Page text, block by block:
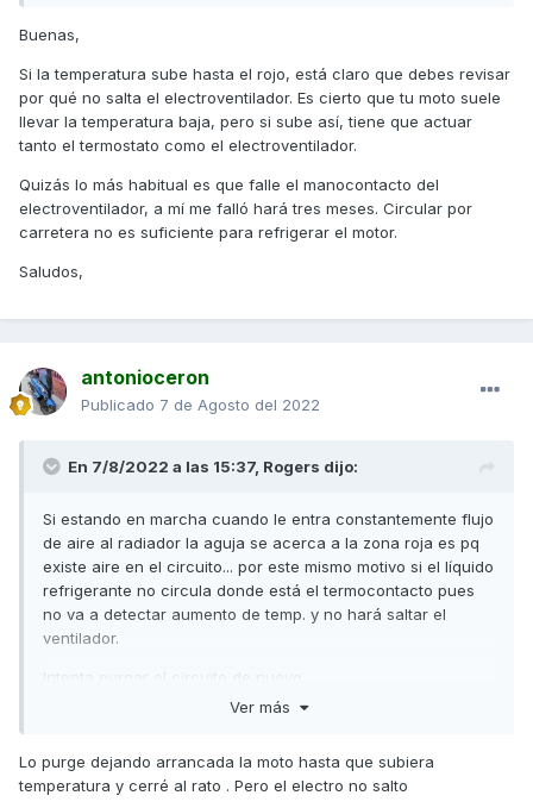
Buenas,
Si la temperatura sube hasta el rojo, está claro que debes revisar
por qué no salta el electroventilador. Es cierto que tu moto suele
llevar la temperatura baja, pero si sube así, tiene que actuar
tanto el termostato como el electroventilador.
Quizás lo más habitual es que falle el manocontacto del
electroventilador, a mí me falló hará tres meses. Circular por
carretera no es suficiente para refrigerar el motor.
Saludos,
antonioceron
Publicado 7 de Agosto del 2022
En 7/8/2022 a las 15:37, Rogers dijo:
Si estando en marcha cuando le entra constantemente flujo
de aire al radiador la aguja se acerca a la zona roja es pq
existe aire en el circuito... por este mismo motivo si el líquido
refrigerante no circula donde está el termocontacto pues
no va a detectar aumento de temp. y no hará saltar el
ventilador.
Intenta purgar el circuito de nuevo.
Ver más
Lo purge dejando arrancada la moto hasta que subiera
temperatura y cerré al rato . Pero el electro no salto